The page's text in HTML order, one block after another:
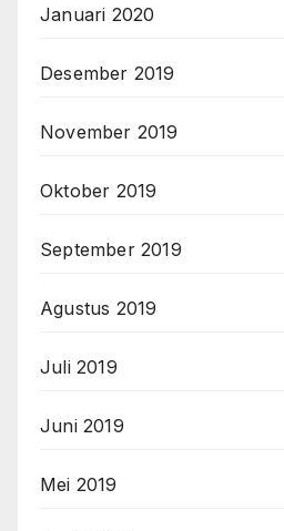
Januari 2020
Desember 2019
November 2019
Oktober 2019
September 2019
Agustus 2019
Juli 2019
Juni 2019
Mei 2019